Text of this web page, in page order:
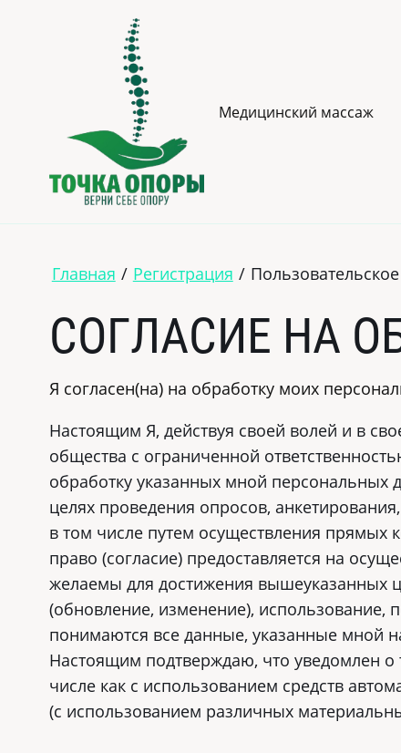
Медицинский массаж
Главная / Регистрация /
СОГЛАСИЕ НА
Я согласен(на) на обработку моих
Настоящим Я, действуя своей волей и в
общества с ограниченной
обработку указанных мной персональных
целях проведения опросов,
в том числе путем осуществления прямых
право (согласие) предоставляется на
желаемы для достижения вышеуказанных
(обновление, изменение),
понимаются все данные, указанные мной
Настоящим подтверждаю, что уведомлен
числе как с использованием средств
(с использованием различных